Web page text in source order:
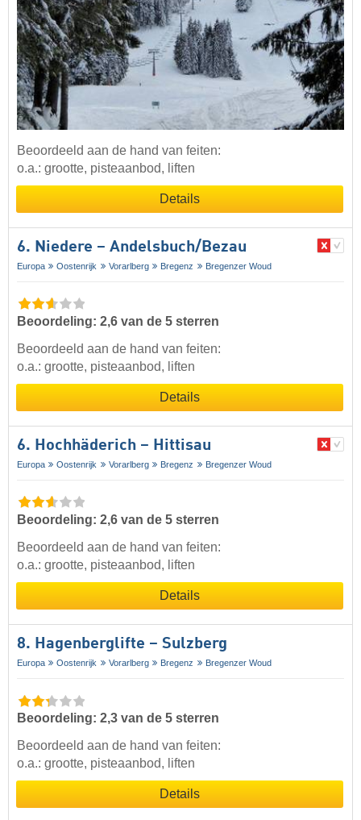
Beoordeeld aan de hand van feiten:
o.a.: grootte, pisteaanbod, liften
Details
6. Niedere – Andelsbuch/​Bezau
Europa Oostenrijk Vorarlberg Bregenz Bregenzer Woud
Beoordeling: 2,6 van de 5 sterren
Beoordeeld aan de hand van feiten:
o.a.: grootte, pisteaanbod, liften
Details
6. Hochhäderich – Hittisau
Europa Oostenrijk Vorarlberg Bregenz Bregenzer Woud
Beoordeling: 2,6 van de 5 sterren
Beoordeeld aan de hand van feiten:
o.a.: grootte, pisteaanbod, liften
Details
8. Hagenberglifte – Sulzberg
Europa Oostenrijk Vorarlberg Bregenz Bregenzer Woud
Beoordeling: 2,3 van de 5 sterren
Beoordeeld aan de hand van feiten:
o.a.: grootte, pisteaanbod, liften
Details